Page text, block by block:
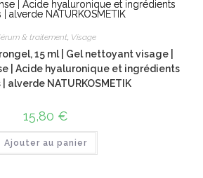
& traitement, Visage
15 ml | Gel nettoyant visage |
| Acide hyaluronique et ingrédients
alverde NATURKOSMETIK
15,80 €
Ajouter au panier